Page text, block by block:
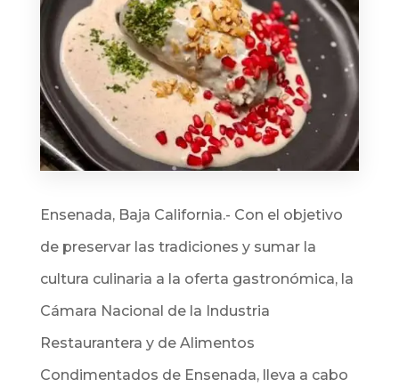
Ensenada, Baja California.- Con el objetivo
de preservar las tradiciones y sumar la
cultura culinaria a la oferta gastronómica, la
Cámara Nacional de la Industria
Restaurantera y de Alimentos
Condimentados de Ensenada, lleva a cabo